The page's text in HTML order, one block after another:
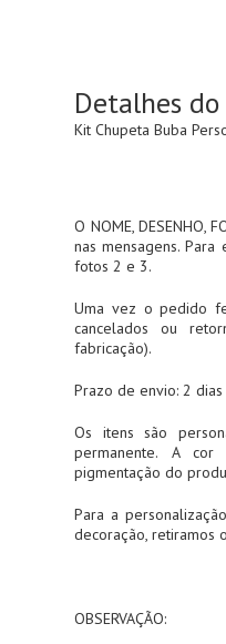
Detalhes
Kit Chupeta Buba
O NOME, DESENHO,
nas mensagens.
fotos 2 e 3.
Uma vez o pedido
cancelados ou
fabricação).
Prazo de envio: 2
Os itens são
permanente. A
pigmentação do
Para a
decoração, retiramos
OBSERVAÇÃO: